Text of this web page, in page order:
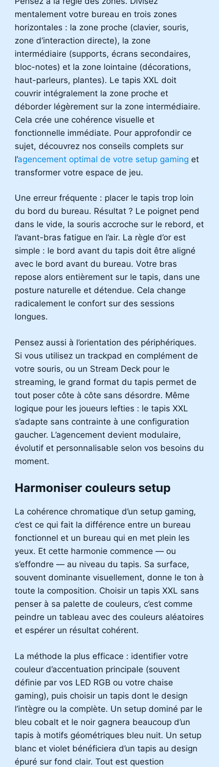
mentalement votre bureau en trois zones
horizontales : la zone proche (clavier, souris,
zone d’interaction directe), la zone
intermédiaire (supports, écrans secondaires,
bloc-notes) et la zone lointaine (décorations,
haut-parleurs, plantes). Le tapis XXL doit
couvrir intégralement la zone proche et
déborder légèrement sur la zone intermédiaire.
Cela crée une cohérence visuelle et
fonctionnelle immédiate. Pour approfondir ce
sujet, découvrez nos conseils complets sur
l’agencement optimal de votre setup gaming et
transformer votre espace de jeu.
Une erreur fréquente : placer le tapis trop loin
du bord du bureau. Résultat ? Le poignet pend
dans le vide, la souris accroche sur le rebord, et
l’avant-bras fatigue en l’air. La règle d’or est
simple : le bord avant du tapis doit être aligné
avec le bord avant du bureau. Votre bras
repose alors entièrement sur le tapis, dans une
posture naturelle et détendue. Cela change
radicalement le confort sur des sessions
longues.
Pensez aussi à l’orientation des périphériques.
Si vous utilisez un trackpad en complément de
votre souris, ou un Stream Deck pour le
streaming, le grand format du tapis permet de
tout poser côte à côte sans désordre. Même
logique pour les joueurs lefties : le tapis XXL
s’adapte sans contrainte à une configuration
gaucher. L’agencement devient modulaire,
évolutif et personnalisable selon vos besoins du
moment.
Harmoniser couleurs setup
La cohérence chromatique d’un setup gaming,
c’est ce qui fait la différence entre un bureau
fonctionnel et un bureau qui en met plein les
yeux. Et cette harmonie commence — ou
s’effondre — au niveau du tapis. Sa surface,
souvent dominante visuellement, donne le ton à
toute la composition. Choisir un tapis XXL sans
penser à sa palette de couleurs, c’est comme
peindre un tableau avec des couleurs aléatoires
et espérer un résultat cohérent.
La méthode la plus efficace : identifier votre
couleur d’accentuation principale (souvent
définie par vos LED RGB ou votre chaise
gaming), puis choisir un tapis dont le design
l’intègre ou la complète. Un setup dominé par le
bleu cobalt et le noir gagnera beaucoup d’un
tapis à motifs géométriques bleu nuit. Un setup
blanc et violet bénéficiera d’un tapis au design
épuré sur fond clair. Tout est question